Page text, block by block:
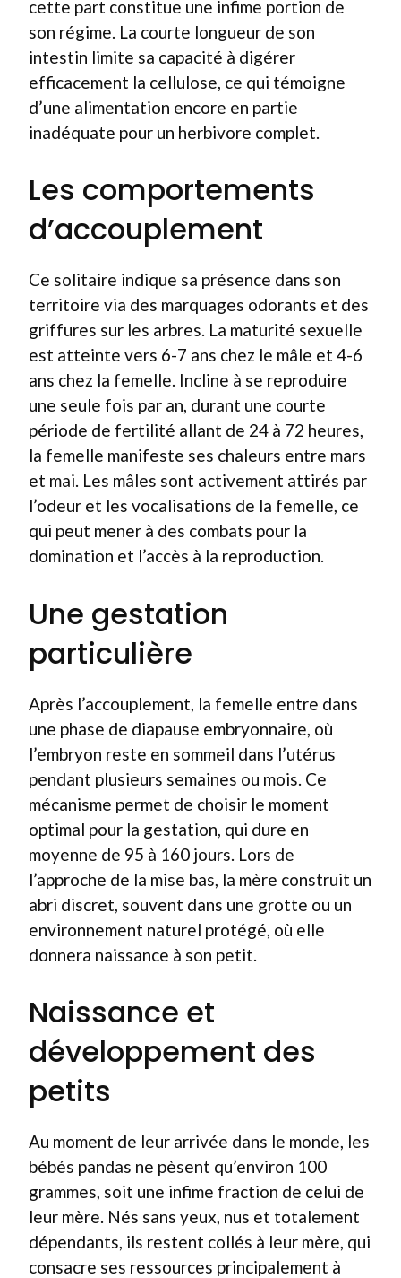
cette part constitue une infime portion de
son régime. La courte longueur de son
intestin limite sa capacité à digérer
efficacement la cellulose, ce qui témoigne
d’une alimentation encore en partie
inadéquate pour un herbivore complet.
Les comportements
d’accouplement
Ce solitaire indique sa présence dans son
territoire via des marquages odorants et des
griffures sur les arbres. La maturité sexuelle
est atteinte vers 6-7 ans chez le mâle et 4-6
ans chez la femelle. Incline à se reproduire
une seule fois par an, durant une courte
période de fertilité allant de 24 à 72 heures,
la femelle manifeste ses chaleurs entre mars
et mai. Les mâles sont activement attirés par
l’odeur et les vocalisations de la femelle, ce
qui peut mener à des combats pour la
domination et l’accès à la reproduction.
Une gestation
particulière
Après l’accouplement, la femelle entre dans
une phase de diapause embryonnaire, où
l’embryon reste en sommeil dans l’utérus
pendant plusieurs semaines ou mois. Ce
mécanisme permet de choisir le moment
optimal pour la gestation, qui dure en
moyenne de 95 à 160 jours. Lors de
l’approche de la mise bas, la mère construit un
abri discret, souvent dans une grotte ou un
environnement naturel protégé, où elle
donnera naissance à son petit.
Naissance et
développement des
petits
Au moment de leur arrivée dans le monde, les
bébés pandas ne pèsent qu’environ 100
grammes, soit une infime fraction de celui de
leur mère. Nés sans yeux, nus et totalement
dépendants, ils restent collés à leur mère, qui
consacre ses ressources principalement à